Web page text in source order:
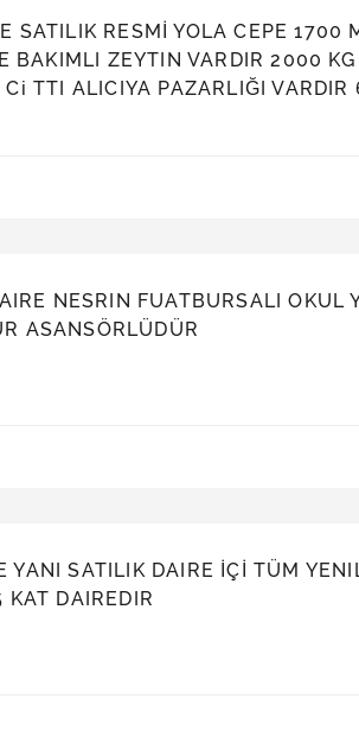
SATILIK RESMİ YOLA CEPE 1700
BAKIMLI ZEYTIN VARDIR 2000
Ci TTI ALICIYA PAZARLIĞI
NESRIN FUATBURSALI OKUL
ASANSÖRLÜDÜR
YANI SATILIK DAIRE İÇİ TÜM
KAT DAIREDIR